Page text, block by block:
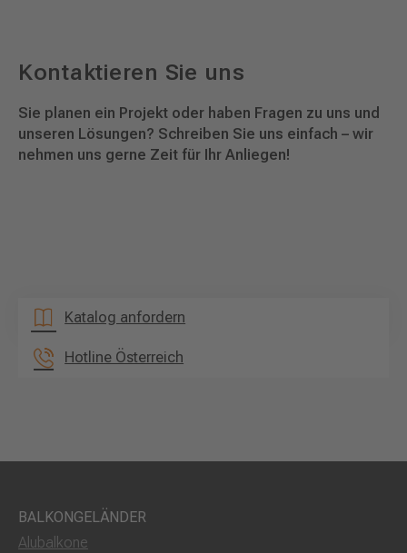
Kontaktieren Sie uns
Sie planen ein Projekt oder haben Fragen zu uns und
unseren Lösungen? Schreiben Sie uns einfach – wir
nehmen uns gerne Zeit für Ihr Anliegen!
Katalog anfordern
Hotline Österreich
BALKONGELÄNDER
Alubalkone